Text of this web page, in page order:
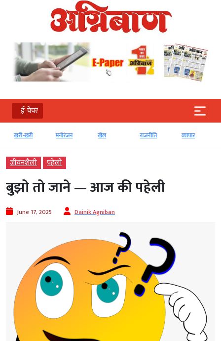
ई-पेपर
खरी-खरी मनोरंजन खेल राजनीति व्‍यापार
जीवनशैली पहेली
बुझो तो जाने — आज की पहेली
June 17, 2025 Dainik Agniban